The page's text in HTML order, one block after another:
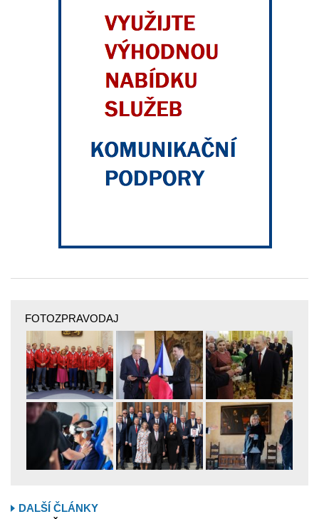
FOTOZPRAVODAJ
DALŠÍ ČLÁNKY